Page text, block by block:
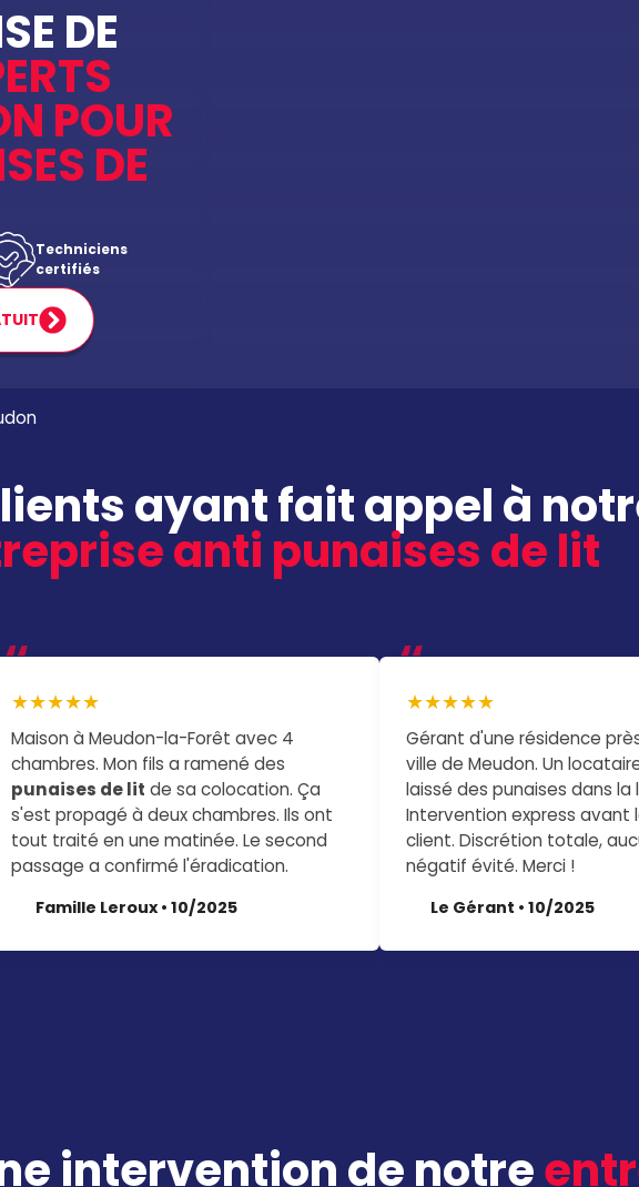
DE
POUR
DE
Techniciens
certifiés
ayant fait appel à
anti punaises de lit
★★★★★
Maison à Meudon-la-Forêt avec 4
chambres. Mon fils a ramené des
punaises de lit de sa colocation. Ça
s'est propagé à deux chambres. Ils ont
tout traité en une matinée. Le second
passage a confirmé l'éradication.
Famille Leroux • 10/2025
★★★★★
Gérant d'une résidence
ville de Meudon. Un
laissé des punaises dans la
Intervention express avant
client. Discrétion totale,
négatif évité. Merci !
Le Gérant • 10/2025
intervention de notre